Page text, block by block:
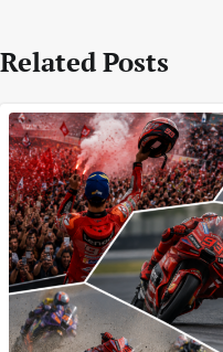
Related Posts